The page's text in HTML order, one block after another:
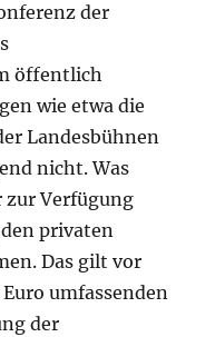
der
öffentlich
wie etwa die
Landesbühnen
nicht. Was
Verfügung
privaten
Das gilt vor
umfassenden
der